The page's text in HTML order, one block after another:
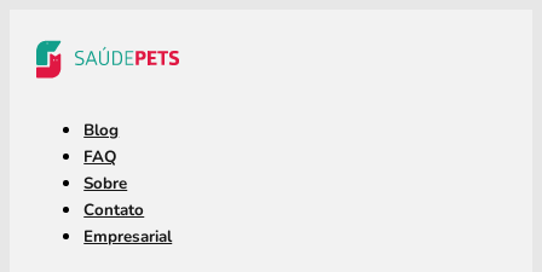
Blog
FAQ
Sobre
Contato
Empresarial